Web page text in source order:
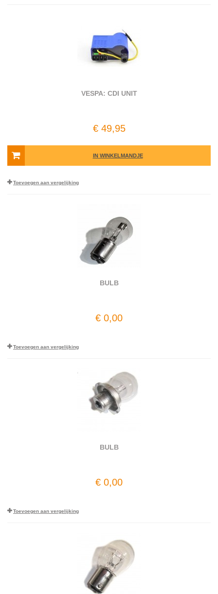
VESPA: CDI UNIT
€ 49,95
IN WINKELMANDJE
Toevoegen aan vergelijking
BULB
€ 0,00
Toevoegen aan vergelijking
BULB
€ 0,00
Toevoegen aan vergelijking